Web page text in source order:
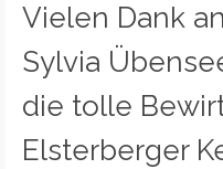
Vielen Dank
Sylvia
die tolle
Elsterberger